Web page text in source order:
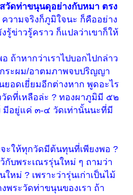
วัดท่าขนุนดุอย่างกับหมา ตรง
ความจริงก็ภูมิใจนะ ก็คืออย่าง
รู้ข่าวรู้คราว ก็แปลว่าเขาก็ให้
ถ้าหากว่าเราไปบอกไปกล่าว
กระผม/อาตมภาพจบปริญญา
ยอดเยี่ยมอีกต่างหาก พูดอะไร
วัดที่เหลือล่ะ ? ทองผาภูมิมี ๕๒
มีอยู่แค่ ๓-๔ วัดเท่านั้นนะที่มี
ะให้ทุกวัดมีต้นทุนที่เพียงพอ ?
กับพระเณรรุ่นใหม่ ๆ ถามว่า
หม่ ? เพราะว่ารุ่นเก่าเป็นไม้
พระวัดท่าขนุนของเรา ถ้า